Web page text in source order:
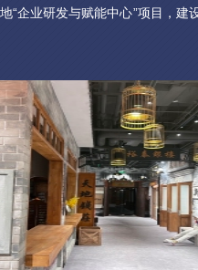
“企业研发与赋能中心”项目，
业的制作与运营团队，可为企
能适用于多维度应用场景的数
数字化转型，为客户提供全域